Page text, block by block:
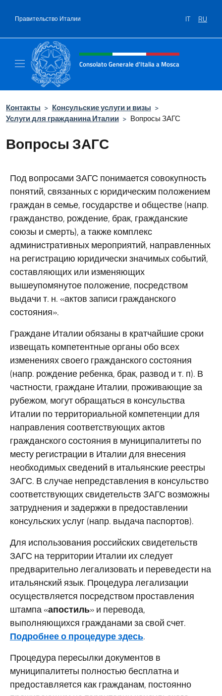
Правительство Италии IT RU
Шапка сайта, соцсети и
Consolato Generale d'Italia a Mosca
Контакты > Консульские услуги и визы >
Услуги для гражданина Италии > Вопросы ЗАГС
Вопросы ЗАГС
Под вопросами ЗАГС понимается совокупность
понятий, связанных с юридическим положением
граждан в семье, государстве и обществе (напр.
гражданство, рождение, брак, гражданские
союзы и смерть), а также комплекс
административных мероприятий, направленных
на регистрацию юридически значимых событий,
составляющих или изменяющих
вышеупомянутое положение, посредством
выдачи т. н. «актов записи гражданского
состояния».
Граждане Италии обязаны в кратчайшие сроки
извещать компетентные органы обо всех
изменениях своего гражданского состояния
(напр. рождение ребенка, брак, развод и т. п). В
частности, граждане Италии, проживающие за
рубежом, могут обращаться в консульства
Италии по территориальной компетенции для
направления соответствующих актов
гражданского состояния в муниципалитеты по
месту регистрации в Италии для внесения
необходимых сведений в итальянские реестры
ЗАГС. В случае непредставления в консульство
соответствующих свидетельств ЗАГС возможны
затруднения и задержки в предоставлении
консульских услуг (напр. выдача паспортов).
Для использования российских свидетельств
ЗАГС на территории Италии их следует
предварительно легализовать и переведести на
итальянский язык. Процедура легализации
осуществляется посредством проставления
штампа «апостиль» и перевода,
выполняющихся гражданами за свой счет.
Подробнее о процедуре здесь.
Процедура пересылки документов в
муниципалитеты полностью бесплатна и
предоставляется как гражданам, постоянно